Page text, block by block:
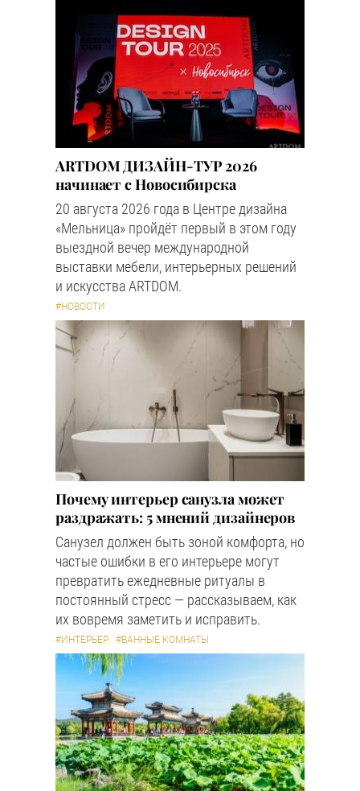
ARTDOM ДИЗАЙН-ТУР 2026
начинает с Новосибирска
20 августа 2026 года в Центре дизайна
«Мельница» пройдёт первый в этом году
выездной вечер международной
выставки мебели, интерьерных решений
и искусства ARTDOM.
#НОВОСТИ
Почему интерьер санузла может
раздражать: 5 мнений дизайнеров
Санузел должен быть зоной комфорта, но
частые ошибки в его интерьере могут
превратить ежедневные ритуалы в
постоянный стресс — рассказываем, как
их вовремя заметить и исправить.
#ИНТЕРЬЕР #ВАННЫЕ КОМНАТЫ